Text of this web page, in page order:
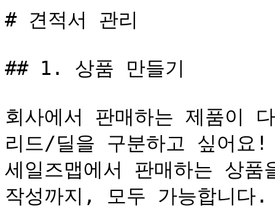
# 견적서 관리
## 1. 상품 만들기
회사에서 판매하는 제품이
리드/딜을 구분하고 싶어
세일즈맵에서 판매하는 상
작성까지, 모두 가능합니다.